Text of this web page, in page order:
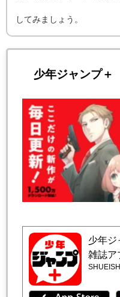
してみましょう。
少年ジャンプ＋
少年ジ
雑誌ア